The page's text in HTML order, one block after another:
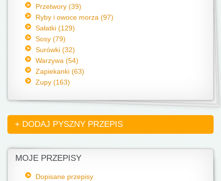
Przetwory (39)
Ryby i owoce morza (97)
Sałatki (129)
Sosy (79)
Surówki (32)
Warzywa (54)
Zapiekanki (63)
Zupy (163)
+ DODAJ PYSZNY PRZEPIS
MOJE PRZEPISY
Dopisane przepisy